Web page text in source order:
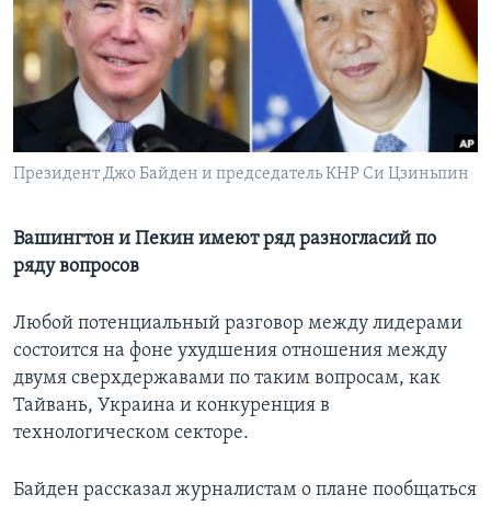
Learning English
СОЦИАЛЬНЫЕ СЕТИ
Президент Джо Байден и председатель КНР Си Цзиньпин
Вашингтон и Пекин имеют ряд разногласий по
ряду вопросов
Любой потенциальный разговор между лидерами
состоится на фоне ухудшения отношения между
двумя сверхдержавами по таким вопросам, как
Тайвань, Украина и конкуренция в
технологическом секторе.
Байден рассказал журналистам о плане пообщаться